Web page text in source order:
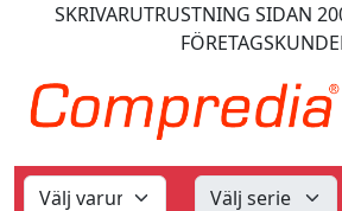
SKRIVARUTRUSTNING SIDAN